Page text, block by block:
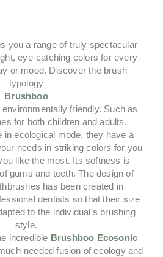
you a range of truly spectacular
eye-catching colors for every
or mood. Discover the brush
typology
Brushboo
friendly. Such as
for both children and adults.
in ecological mode, they have a
needs in striking colors for you
like the most. Its softness is
gums and teeth. The design of
has been created in
dentists so that their size
to the individual’s brushing
style.
incredible Brushboo Ecosonic
needed fusion of ecology and